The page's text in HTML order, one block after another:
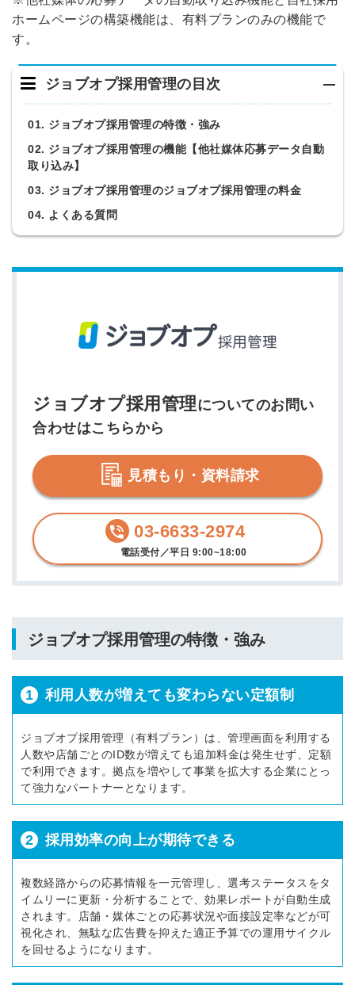
ホームページの構築機能は、有料プランのみの機能で
す。
ジョブオプ採用管理の目次
01. ジョブオプ採用管理の特徴・強み
02. ジョブオプ採用管理の機能【他社媒体応募データ自動
取り込み】
03. ジョブオプ採用管理のジョブオプ採用管理の料金
04. よくある質問
ジョブオプ採用管理についてのお問い
合わせはこちらから
見積もり・資料請求
03-6633-2974
電話受付／平日 9:00~18:00
ジョブオプ採用管理の特徴・強み
1 利用人数が増えても変わらない定額制
ジョブオプ採用管理（有料プラン）は、管理画面を利用する
人数や店舗ごとのID数が増えても追加料金は発生せず、定額
で利用できます。拠点を増やして事業を拡大する企業にとっ
て強力なパートナーとなります。
2 採用効率の向上が期待できる
複数経路からの応募情報を一元管理し、選考ステータスをタ
イムリーに更新・分析することで、効果レポートが自動生成
されます。店舗・媒体ごとの応募状況や面接設定率などが可
視化され、無駄な広告費を抑えた適正予算での運用サイクル
を回せるようになります。